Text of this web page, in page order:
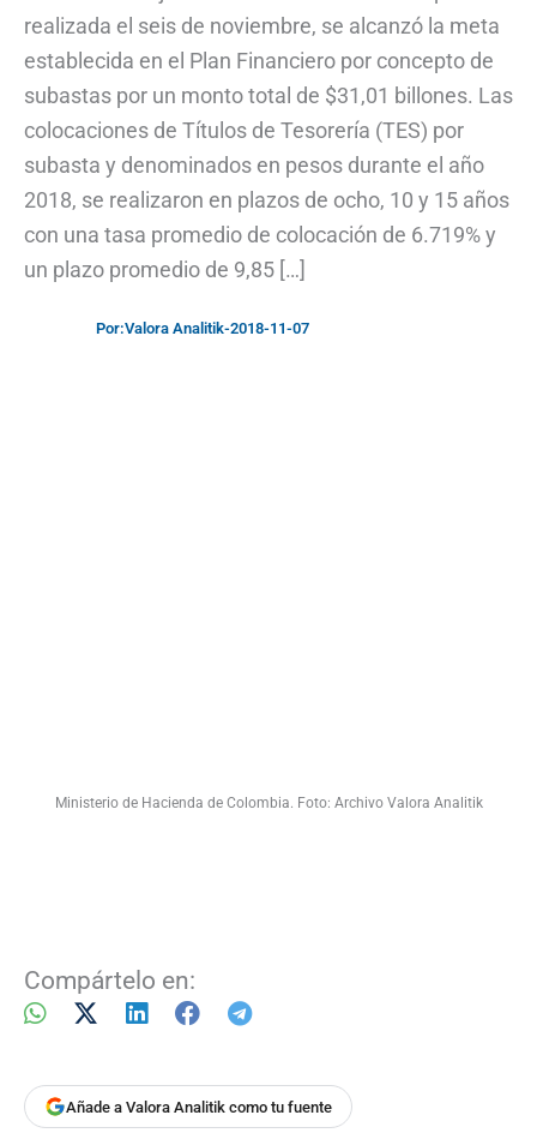
realizada el seis de noviembre, se alcanzó la meta
establecida en el Plan Financiero por concepto de
subastas por un monto total de $31,01 billones. Las
colocaciones de Títulos de Tesorería (TES) por
subasta y denominados en pesos durante el año
2018, se realizaron en plazos de ocho, 10 y 15 años
con una tasa promedio de colocación de 6.719% y
un plazo promedio de 9,85 […]
Por:Valora Analitik-2018-11-07
Ministerio de Hacienda de Colombia. Foto: Archivo Valora Analitik
Compártelo en:
Añade a Valora Analitik como tu fuente